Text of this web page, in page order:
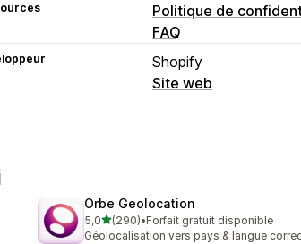
Politique de
FAQ
Shopify
Site web
Orbe Geolocation
5,0étoile(s) sur 5
(290)
290 avis au total
•Forfait gratuit disponible
Géolocalisation vers pays & langue